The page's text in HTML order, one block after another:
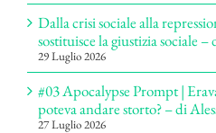
Dalla crisi sociale alla
sostituisce la giustizia sociale
29 Luglio 2026
#03 Apocalypse Prompt |
poteva andare storto? – di
27 Luglio 2026